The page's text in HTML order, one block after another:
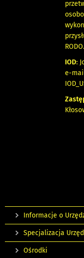
RODO.
IOD:
e-
Informacje o
Specjalizacja
Ośrodki